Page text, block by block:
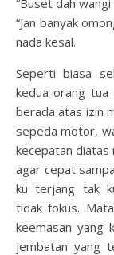
“Jan banyak
nada kesal.
Seperti biasa
kedua orang tua
berada atas izin
sepeda motor,
kecepatan diatas
agar cepat
ku terjang tak
tidak fokus.
keemasan yang
jembatan yang